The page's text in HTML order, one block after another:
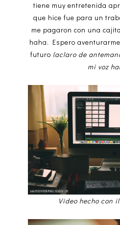
tiene muy entretenida
que hice fue para un
me pagaron con una
haha. Espero
futuro (aclaro de
mi voz
Video hecho con